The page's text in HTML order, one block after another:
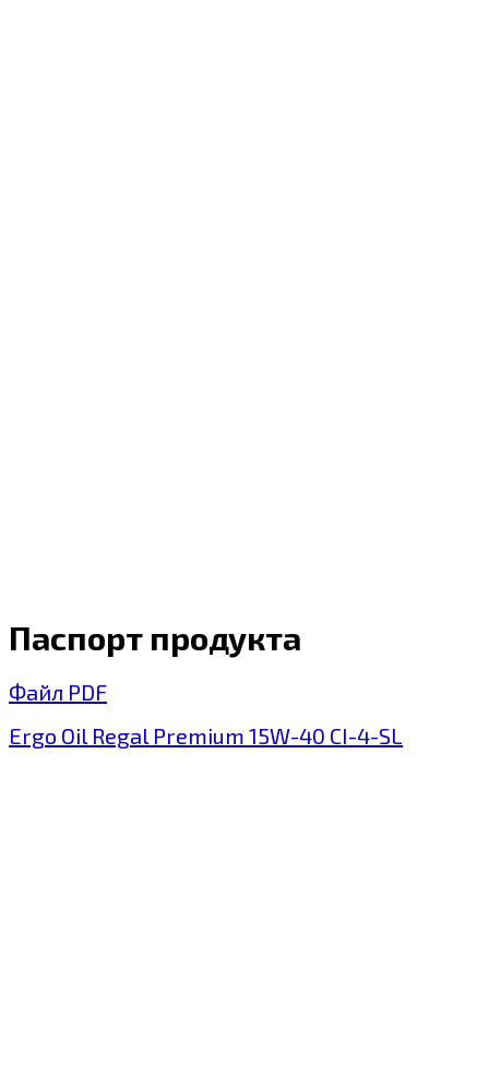
Паспорт продукта
Файл PDF
Ergo Oil Regal Premium 15W-40 CI-4-SL